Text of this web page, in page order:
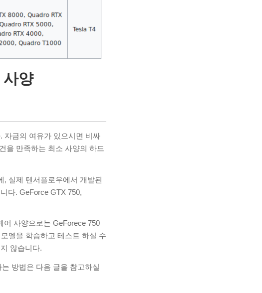
사양
자금의 여유가 있으시면 비싸
을 만족하는 최소 사양의 하드
, 실제 텐서플로우에서 개발된
다. GeForce GTX 750,
사양으로는 GeForece 750
델을 학습하고 테스트 하실 수
않습니다.
방법은 다음 글을 참고하실